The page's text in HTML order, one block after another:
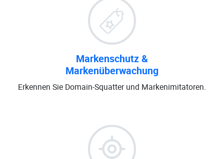
Markenschutz &
Markenüberwachung
Erkennen Sie Domain-Squatter und Markenimitatoren.